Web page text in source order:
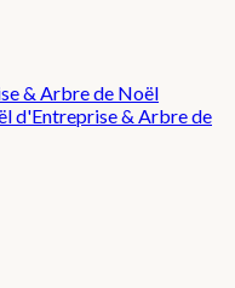
& Arbre de Noël
d'Entreprise & Arbre de